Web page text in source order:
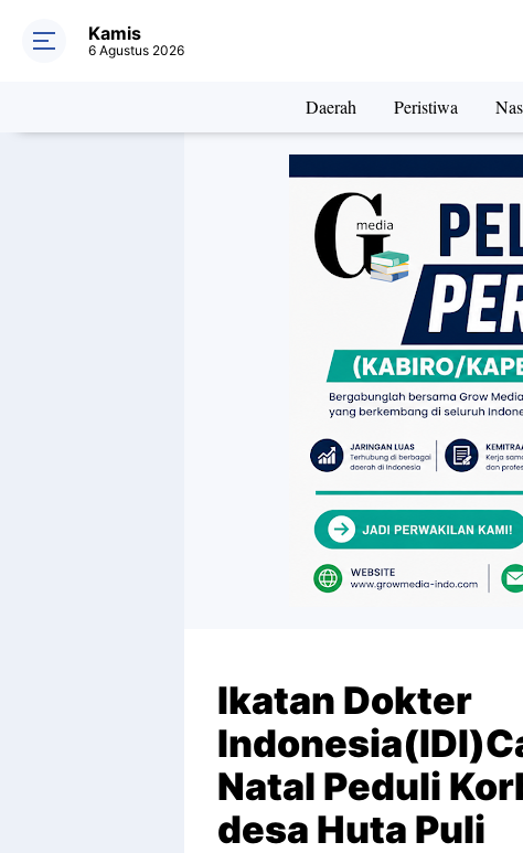
Kamis
6 Agustus 2026
Daerah Peristiwa
Ikatan Dokter
Natal Peduli
desa Huta Puli